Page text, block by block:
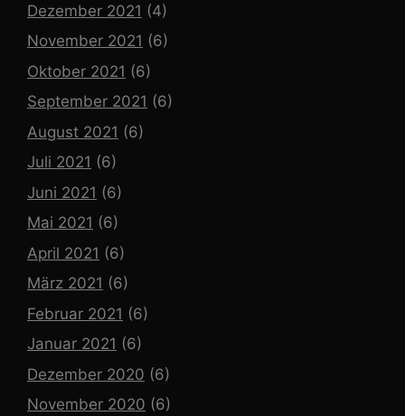
Dezember 2021 (4)
November 2021 (6)
Oktober 2021 (6)
September 2021 (6)
August 2021 (6)
Juli 2021 (6)
Juni 2021 (6)
Mai 2021 (6)
April 2021 (6)
März 2021 (6)
Februar 2021 (6)
Januar 2021 (6)
Dezember 2020 (6)
November 2020 (6)